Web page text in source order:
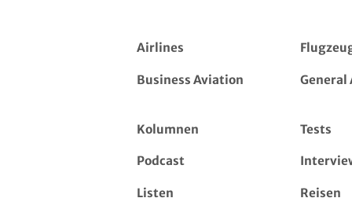
Airlines
Business Aviation General
Kolumnen Tests
Podcast
Listen Reisen